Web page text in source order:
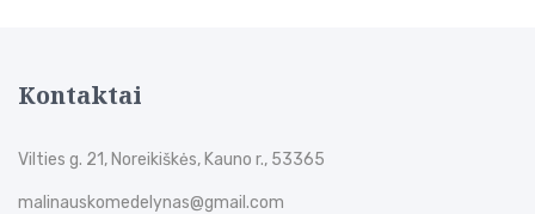
Kontaktai
Vilties g. 21, Noreikiškės, Kauno r., 53365
malinauskomedelynas@gmail.com